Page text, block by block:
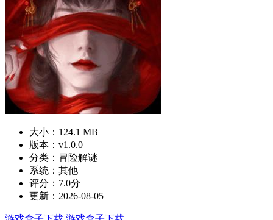
大小：124.1 MB
版本：v1.0.0
分类：冒险解谜
系统：其他
评分：7.0分
更新：2026-08-05